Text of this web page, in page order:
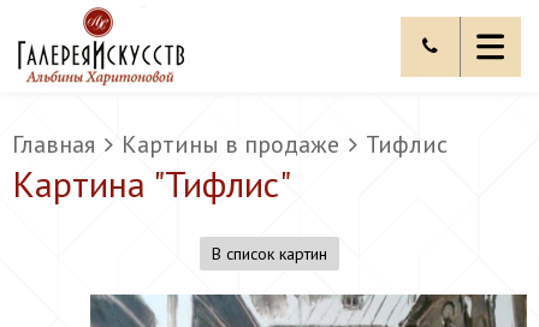
Главная Картины в продаже Тифлис
Картина "Тифлис"
В список картин